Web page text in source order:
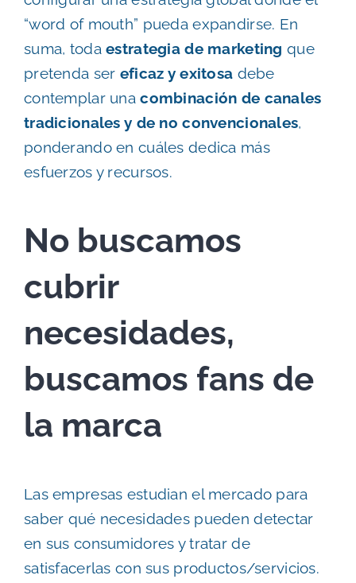
“word of mouth” pueda expandirse. En
suma, todaestrategia de marketing que
pretenda ser eficaz y exitosa debe
contemplar unacombinación de canales
tradicionales y de no convencionales,
ponderando en cuáles dedica más
esfuerzos y recursos.
No buscamos
cubrir
necesidades,
buscamos fans de
la marca
Las empresas estudian el mercado para
saber qué necesidades pueden detectar
en sus consumidores y tratar de
satisfacerlas con sus productos/servicios.